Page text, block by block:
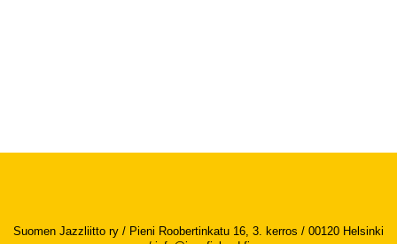
Suomen Jazzliitto ry / Pieni Roobertinkatu 16, 3. kerros / 00120 Helsinki